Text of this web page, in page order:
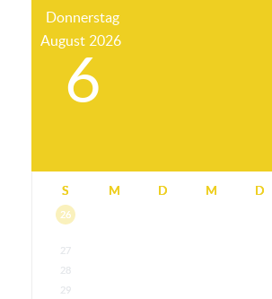
Donnerstag
August 2026
6
S M D M D
26
27
28
29